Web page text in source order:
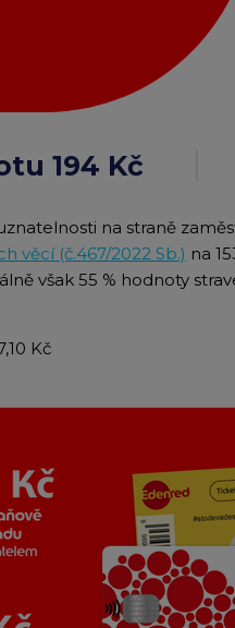
194 Kč
na straně
věcí (č.467/2022 Sb.) na
však 55 % hodnoty
Kč